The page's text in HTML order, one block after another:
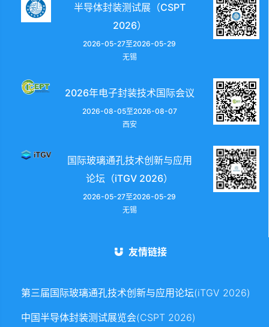
半导体封装测试展（CSPT
2026）
2026-05-27至2026-05-29
无锡
2026年电子封装技术国际会议
2026-08-05至2026-08-07
西安
国际玻璃通孔技术创新与应用
论坛（iTGV 2026）
2026-05-27至2026-05-29
无锡
友情链接
第三届国际玻璃通孔技术创新与应用论坛(iTGV 2026)
中国半导体封装测试展览会(CSPT 2026)